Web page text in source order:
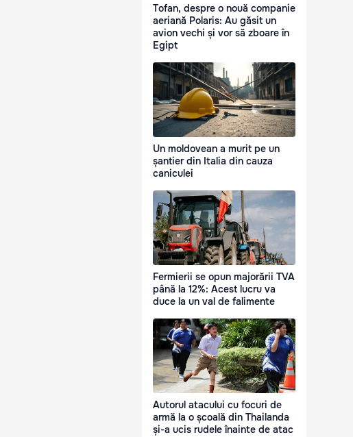
Tofan, despre o nouă companie
aeriană Polaris: Au găsit un
avion vechi și vor să zboare în
Egipt
Un moldovean a murit pe un
șantier din Italia din cauza
caniculei
Fermierii se opun majorării TVA
până la 12%: Acest lucru va
duce la un val de falimente
Autorul atacului cu focuri de
armă la o școală din Thailanda
și-a ucis rudele înainte de atac